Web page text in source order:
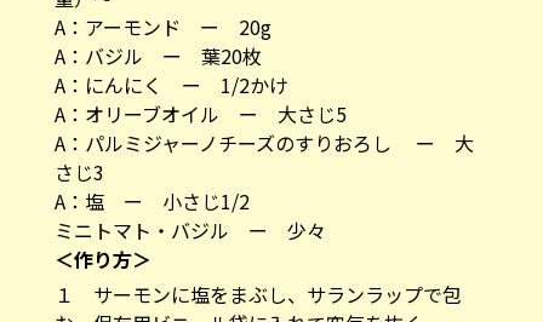
A：アーモンド ー 20g
A：バジル ー 葉20枚
A：にんにく ー 1/2かけ
A：オリーブオイル ー 大さじ5
A：パルミジャーノチーズのすりおろし ー 大
さじ3
A：塩 ー 小さじ1/2
ミニトマト・バジル ー 少々
＜作り方＞
１ サーモンに塩をまぶし、サランラップで包